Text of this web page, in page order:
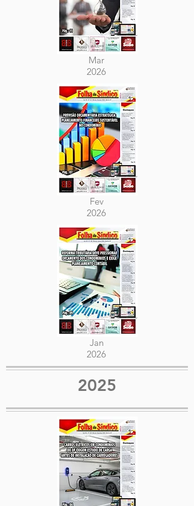
Mar
2026
Fev
2026
Jan
2026
2025